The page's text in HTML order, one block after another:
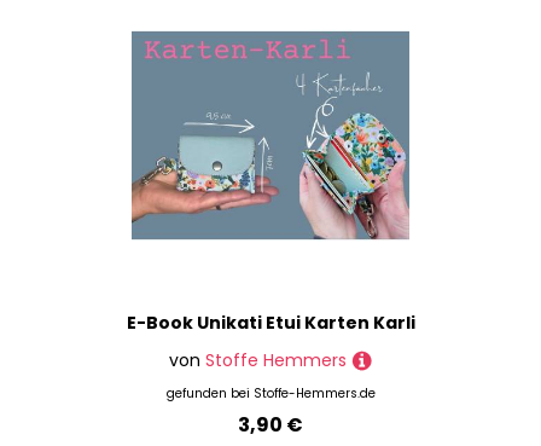
E-Book Unikati Etui Karten Karli
von Stoffe Hemmers
gefunden bei Stoffe-Hemmers.de
3,90 €